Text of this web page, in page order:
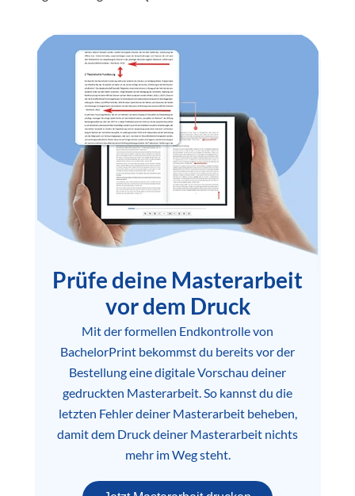
Prüfe deine Masterarbeit
vor dem Druck
Mit der formellen Endkontrolle von
BachelorPrint bekommst du bereits vor der
Bestellung eine digitale Vorschau deiner
gedruckten Masterarbeit. So kannst du die
letzten Fehler deiner Masterarbeit beheben,
damit dem Druck deiner Masterarbeit nichts
mehr im Weg steht.